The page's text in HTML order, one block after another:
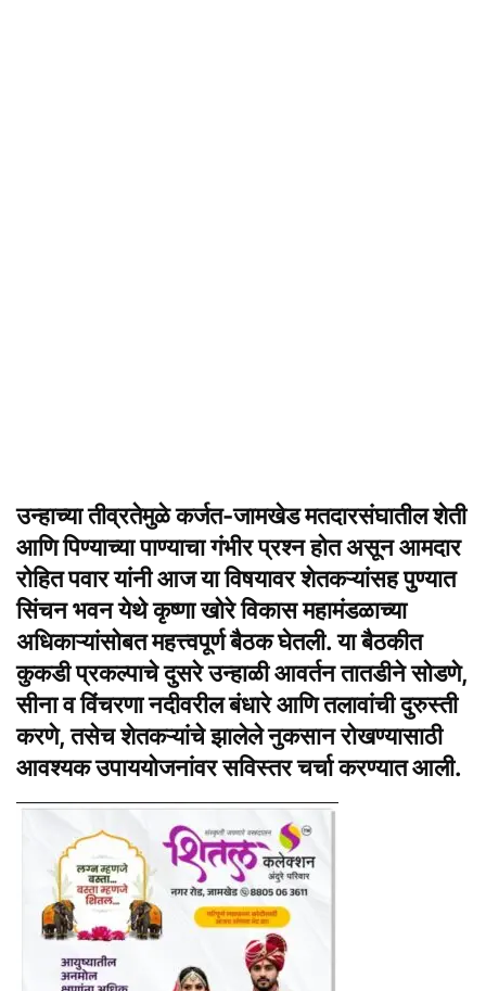
उन्हाच्या तीव्रतेमुळे कर्जत-जामखेड मतदारसंघातील शेती
आणि पिण्याच्या पाण्याचा गंभीर प्रश्न होत असून आमदार
रोहित पवार यांनी आज या विषयावर शेतकऱ्यांसह पुण्यात
सिंचन भवन येथे कृष्णा खोरे विकास महामंडळाच्या
अधिकाऱ्यांसोबत महत्त्वपूर्ण बैठक घेतली. या बैठकीत
कुकडी प्रकल्पाचे दुसरे उन्हाळी आवर्तन तातडीने सोडणे,
सीना व विंचरणा नदीवरील बंधारे आणि तलावांची दुरुस्ती
करणे, तसेच शेतकऱ्यांचे झालेले नुकसान रोखण्यासाठी
आवश्यक उपाययोजनांवर सविस्तर चर्चा करण्यात आली.